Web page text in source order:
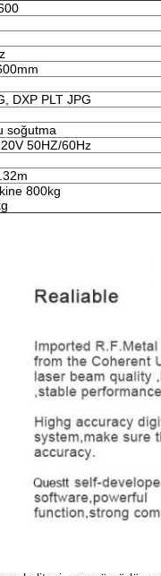
DXP PLT JPG
soğutma
50HZ/60Hz
800kg